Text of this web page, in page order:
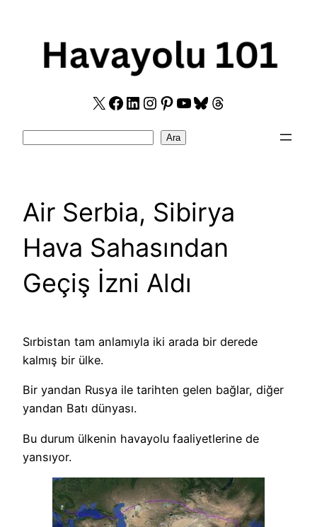
X Facebook
LinkedIn
Instagram
Pinterest
YouTube
Bluesky
Threads
Ara
Air Serbia, Sibirya
Hava Sahasından
Geçiş İzni Aldı
Sırbistan tam anlamıyla iki arada bir derede
kalmış bir ülke.
Bir yandan Rusya ile tarihten gelen bağlar, diğer
yandan Batı dünyası.
Bu durum ülkenin havayolu faaliyetlerine de
yansıyor.